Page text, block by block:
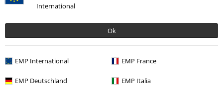
International
Ok
EMP International EMP France
EMP Deutschland EMP Italia
Veelgestelde vragen
Retourvoorwaarden
Retourneer item